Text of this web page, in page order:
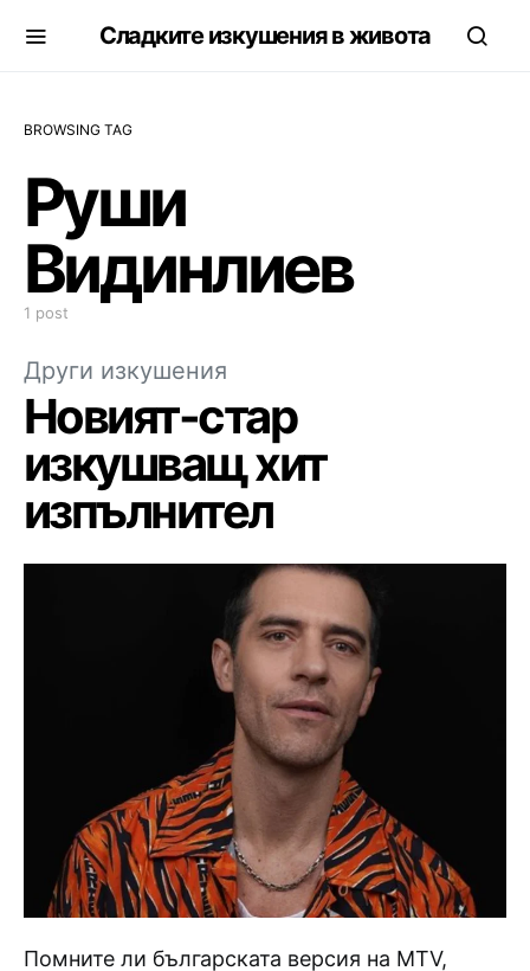
Сладките изкушения в живота
BROWSING TAG
Руши
Видинлиев
1 post
Други изкушения
Новият-стар
изкушващ хит
изпълнител
Помните ли българската версия на MTV,